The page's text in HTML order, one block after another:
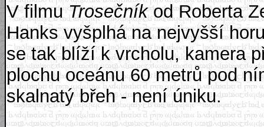
V filmuTrosečníkod Roberta
Hanks vyšplhá na nejvyšší
se tak blíží k vrcholu, kamera
plochu oceánu 60 metrů pod
skalnatý břeh - není úniku.